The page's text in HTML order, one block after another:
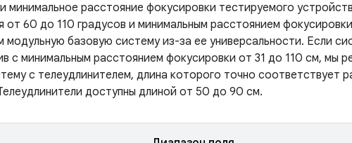
минимальное расстояние фокусировки тестируемого
от 60 до 110 градусов и минимальным расстоянием
модульную базовую систему из-за ее универсальности. Если
с минимальным расстоянием фокусировки от 31 до 110 см, мы
с телеудлинителем, длина которого точно соответствует
доступны длиной от 50 до 90 см.